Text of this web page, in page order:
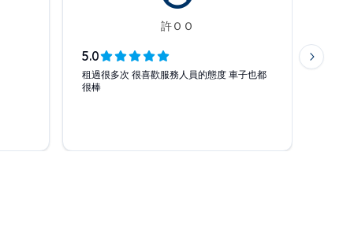
許ＯＯ
5.0
租過很多次 很喜歡服務人員的態度 車子也都
很棒
Next